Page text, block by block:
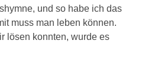
und so habe ich das
muss man leben können.
lösen konnten, wurde es